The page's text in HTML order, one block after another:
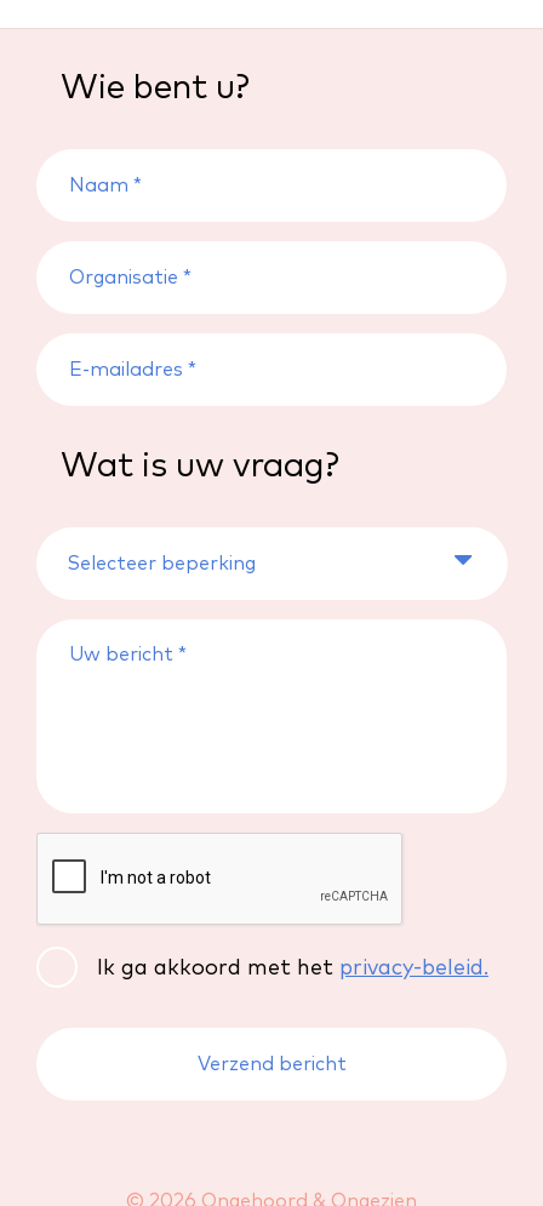
Wie bent u?
Wat is uw vraag?
Ik ga akkoord met het privacy-beleid.
© 2026 Ongehoord & Ongezien